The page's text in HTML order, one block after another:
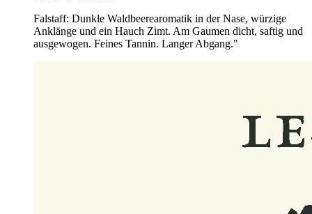
Falstaff: Dunkle Waldbeerearomatik in der Nase, würzige
Anklänge und ein Hauch Zimt. Am Gaumen dicht, saftig und
ausgewogen. Feines Tannin. Langer Abgang."